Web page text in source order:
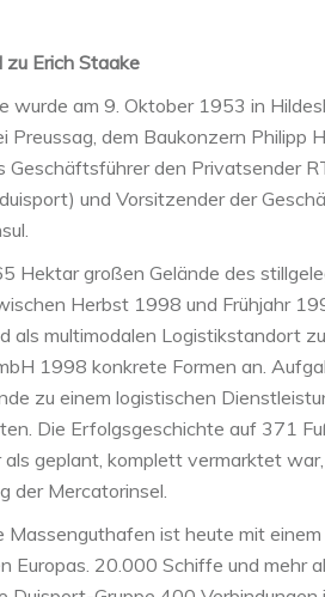
zu Erich Staake
wurde am 9. Oktober 1953 in
Preussag, dem Baukonzern
Geschäftsführer den Privatsender
und Vorsitzender der
Hektar großen Gelände des
Herbst 1998 und Frühjahr
als multimodalen Logistikstandort
1998 konkrete Formen an.
zu einem logistischen
Die Erfolgsgeschichte auf 371
als geplant, komplett vermarktet
der Mercatorinsel.
Massenguthafen ist heute mit
Europas. 20.000 Schiffe und mehr